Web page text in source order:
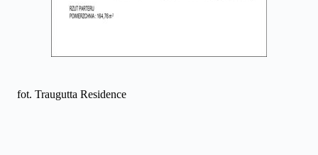
fot. Traugutta Residence